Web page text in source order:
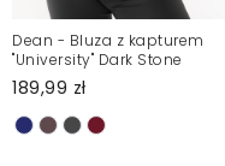
Dean - Bluza z kapturem
"University" Dark Stone
189,99 zł